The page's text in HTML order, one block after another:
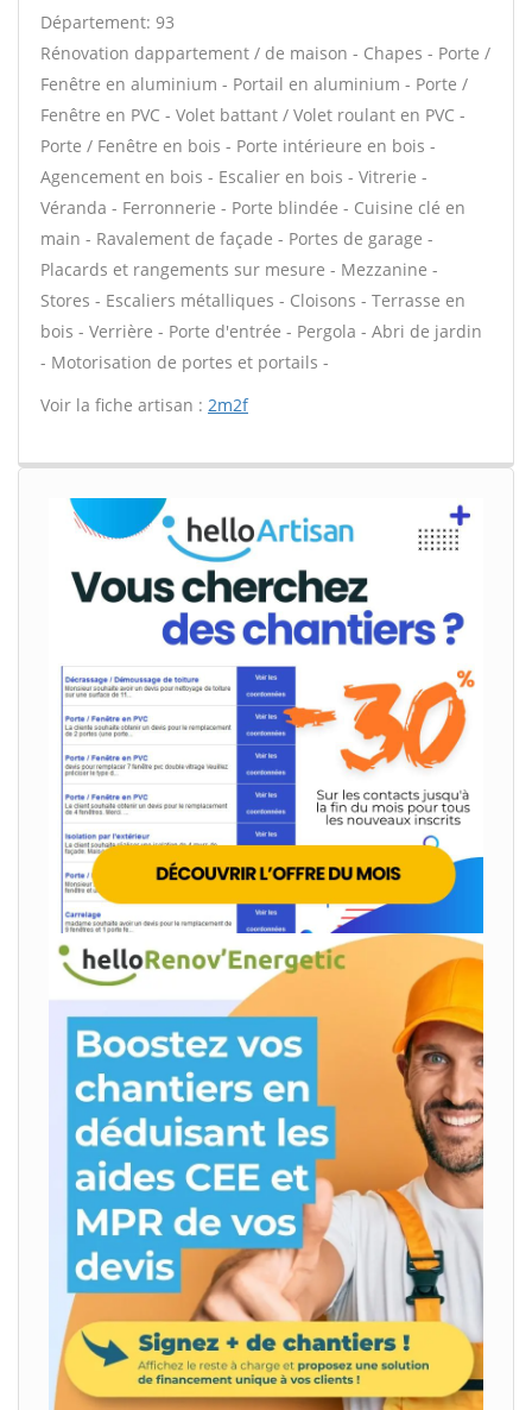
Département: 93
Rénovation dappartement / de maison - Chapes - Porte /
Fenêtre en aluminium - Portail en aluminium - Porte /
Fenêtre en PVC - Volet battant / Volet roulant en PVC -
Porte / Fenêtre en bois - Porte intérieure en bois -
Agencement en bois - Escalier en bois - Vitrerie -
Véranda - Ferronnerie - Porte blindée - Cuisine clé en
main - Ravalement de façade - Portes de garage -
Placards et rangements sur mesure - Mezzanine -
Stores - Escaliers métalliques - Cloisons - Terrasse en
bois - Verrière - Porte d'entrée - Pergola - Abri de jardin
- Motorisation de portes et portails -
Voir la fiche artisan : 2m2f